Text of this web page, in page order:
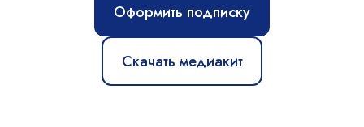
Оформить подписку
Скачать медиакит